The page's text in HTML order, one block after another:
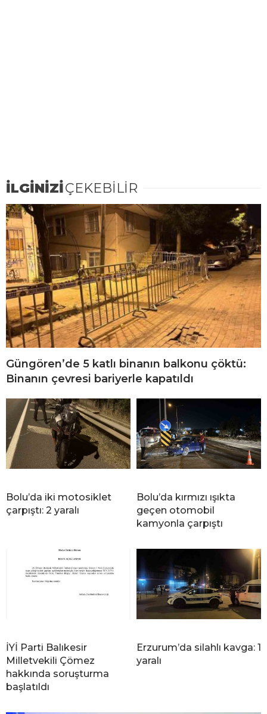
İLGİNİZİÇEKEBİLİR
Güngören’de 5 katlı binanın balkonu çöktü:
Binanın çevresi bariyerle kapatıldı
Bolu’da iki motosiklet
çarpıştı: 2 yaralı
Bolu’da kırmızı ışıkta
geçen otomobil
kamyonla çarpıştı
İYİ Parti Balıkesir
Milletvekili Çömez
hakkında soruşturma
başlatıldı
Erzurum’da silahlı kavga: 1
yaralı